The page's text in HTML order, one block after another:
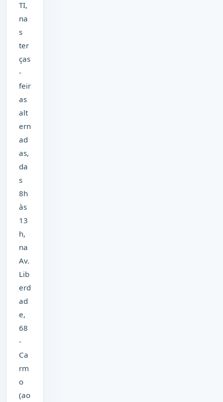
TI,
na
s
ter
ças
-
feir
as
alt
ern
ad
as,
da
s
8h
às
13
h,
na
Av.
Lib
erd
ad
e,
68
-
Ca
rm
o
(ao